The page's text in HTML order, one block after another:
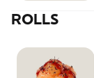
ROLLS